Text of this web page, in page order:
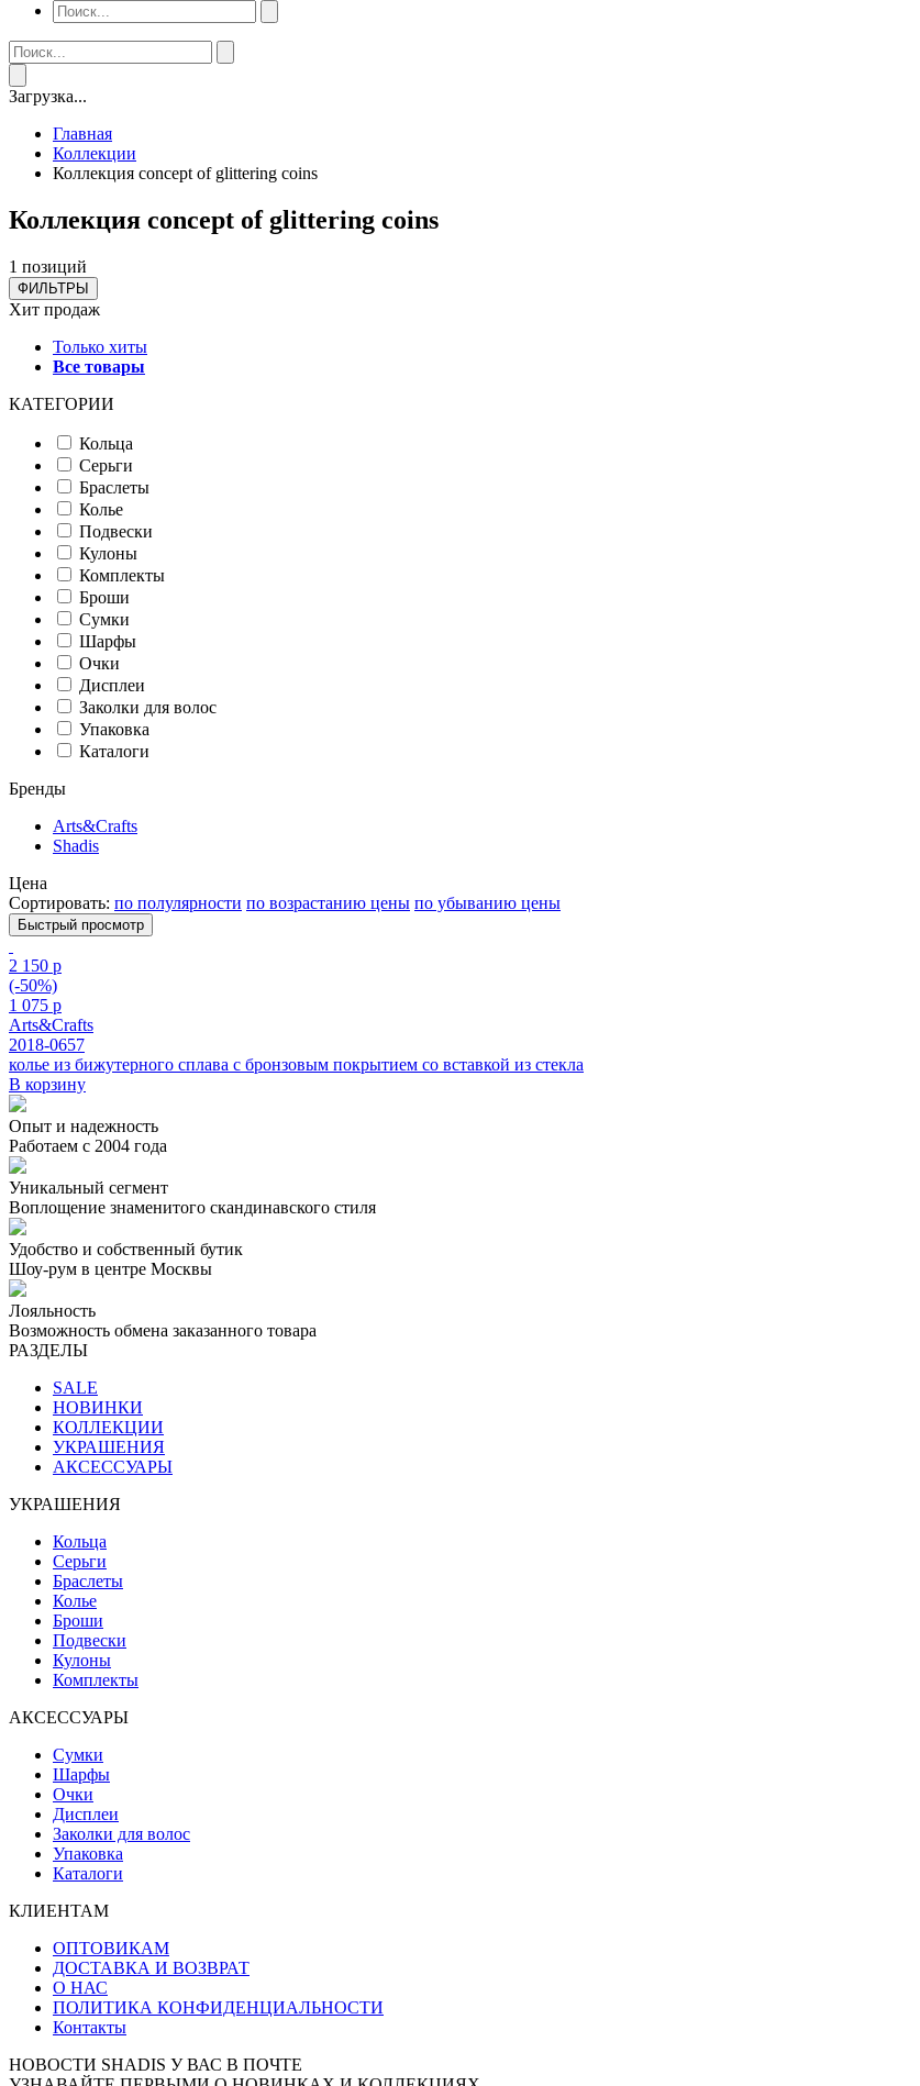
Загрузка...
Главная
Коллекции
Коллекция concept of glittering coins
Коллекция concept of glittering coins
1 позиций
ФИЛЬТРЫ
Хит продаж
Только хиты
Все товары
КАТЕГОРИИ
Кольца
Серьги
Браслеты
Колье
Подвески
Кулоны
Комплекты
Броши
Сумки
Шарфы
Очки
Дисплеи
Заколки для волос
Упаковка
Каталоги
Бренды
Arts&Crafts
Shadis
Цена
Сортировать: по полулярности по возрастанию цены по убыванию цены
Быстрый просмотр
2 150 р
(-50%)
1 075 р
Arts&Crafts
2018-0657
колье из бижутерного сплава с бронзовым покрытием cо вставкой из стекла
В корзину
Опыт и надежность
Работаем с 2004 года
Уникальный сегмент
Воплощение знаменитого скандинавского стиля
Удобство и собственный бутик
Шоу-рум в центре Москвы
Лояльность
Возможность обмена заказанного товара
РАЗДЕЛЫ
SALE
НОВИНКИ
КОЛЛЕКЦИИ
УКРАШЕНИЯ
АКСЕССУАРЫ
УКРАШЕНИЯ
Кольца
Серьги
Браслеты
Колье
Броши
Подвески
Кулоны
Комплекты
АКСЕССУАРЫ
Сумки
Шарфы
Очки
Дисплеи
Заколки для волос
Упаковка
Каталоги
КЛИЕНТАМ
ОПТОВИКАМ
ДОСТАВКА И ВОЗВРАТ
О НАС
ПОЛИТИКА КОНФИДЕНЦИАЛЬНОСТИ
Контакты
НОВОСТИ SHADIS У ВАС В ПОЧТЕ